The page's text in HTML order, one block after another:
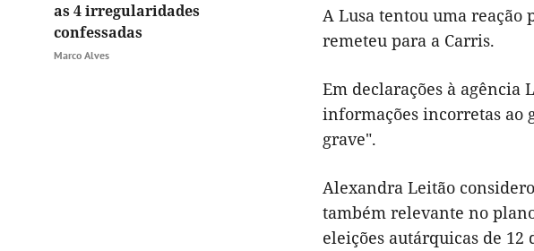
as 4 irregularidades
confessadas
Marco Alves
A Lusa tentou uma reação
remeteu para a Carris.
Em declarações à agência
informações incorretas ao
grave".
Alexandra Leitão
também relevante no
eleições autárquicas de